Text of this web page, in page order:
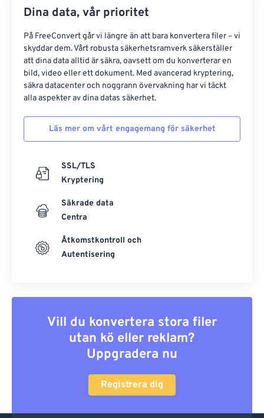
Dina data, vår prioritet
På FreeConvert går vi längre än att bara konvertera filer – vi
skyddar dem. Vårt robusta säkerhetsramverk säkerställer
att dina data alltid är säkra, oavsett om du konverterar en
bild, video eller ett dokument. Med avancerad kryptering,
säkra datacenter och noggrann övervakning har vi täckt
alla aspekter av dina datas säkerhet.
Läs mer om vårt engagemang för säkerhet
SSL/TLS
Kryptering
Säkrade data
Centra
Åtkomstkontroll och
Autentisering
Vill du konvertera stora filer
utan kö eller reklam?
Uppgradera nu
Registrera dig